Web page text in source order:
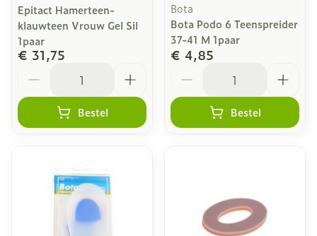
Epitact Hamerteen-
klauwteen Vrouw Gel Sil
1paar
€ 31,75
Bestel
Bota
Bota Podo 6 Teenspreider
37-41 M 1paar
€ 4,85
Bestel